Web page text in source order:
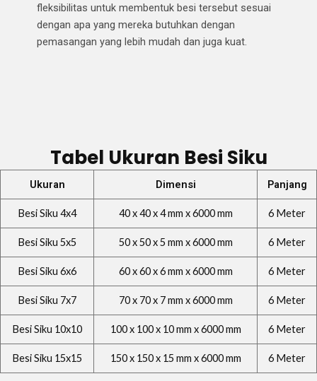
fleksibilitas untuk membentuk besi tersebut sesuai
dengan apa yang mereka butuhkan dengan
pemasangan yang lebih mudah dan juga kuat.
Tabel Ukuran Besi Siku
Ukuran Dimensi Panjang
Besi Siku 4x4 40 x 40 x 4 mm x 6000 mm 6 Meter
Besi Siku 5x5 50 x 50 x 5 mm x 6000 mm 6 Meter
Besi Siku 6x6 60 x 60 x 6 mm x 6000 mm 6 Meter
Besi Siku 7x7 70 x 70 x 7 mm x 6000 mm 6 Meter
Besi Siku 10x10 100 x 100 x 10 mm x 6000 mm 6 Meter
Besi Siku 15x15 150 x 150 x 15 mm x 6000 mm 6 Meter